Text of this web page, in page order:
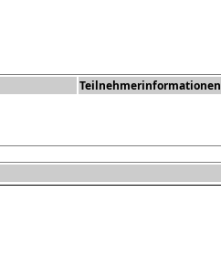
Teilnehmerinformationen